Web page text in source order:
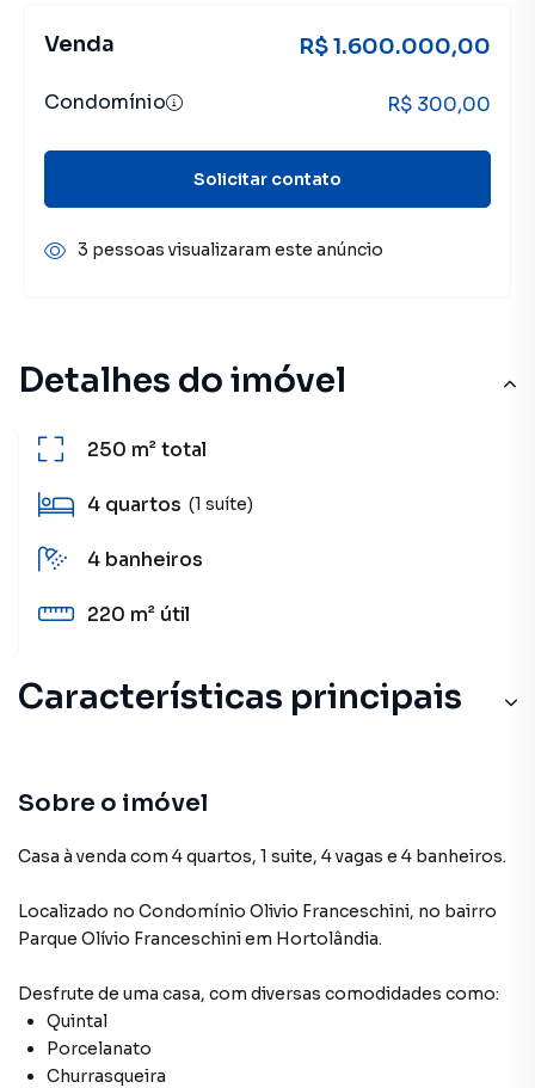
Detalhes do imóvel
250 m²total
4 quartos (1 suíte)
4 banheiros
220 m² útil
Características principais
Sobre o imóvel
Casa à venda com 4 quartos, 1 suite, 4 vagas e 4 banheiros.
Localizado no Condomínio Olivio Franceschini, no bairro
Parque Olívio Franceschiniem Hortolândia.
Desfrute de uma casa, com diversas comodidades como:
Quintal
Porcelanato
Churrasqueira
Venda R$ 1.600.000,00
Condomínio R$ 300,00
Solicitar contato
3 pessoas visualizaram este anúncio